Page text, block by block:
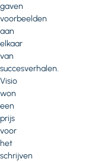
gaven
voorbeelden
aan
elkaar
van
succesverhalen.
Visio
won
een
prijs
voor
het
schrijven